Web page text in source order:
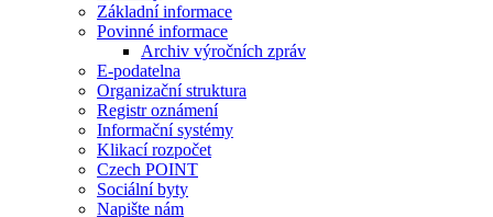
Základní informace
Povinné informace
Archiv výročních zpráv
E-podatelna
Organizační struktura
Registr oznámení
Informační systémy
Klikací rozpočet
Czech POINT
Sociální byty
Napište nám